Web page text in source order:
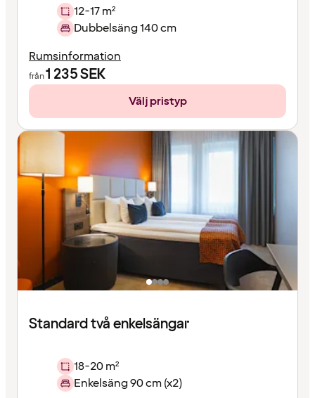
12-17 m²
Dubbelsäng 140 cm
Rumsinformation
från1 235SEK
Välj pristyp
Standard två enkelsängar
18-20 m²
Enkelsäng 90 cm (x2)